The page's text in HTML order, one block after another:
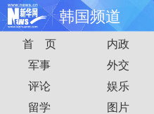
韩国频道
首页 时政
娱乐 体育
首 页 内政
军事
外交
评论
娱乐
留学
图片